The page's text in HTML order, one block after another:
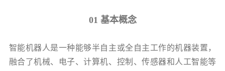
01 基本概念
智能机器人是一种能够半自主或全自主工作的机器装置，
融合了机械、电子、计算机、控制、传感器和人工智能等